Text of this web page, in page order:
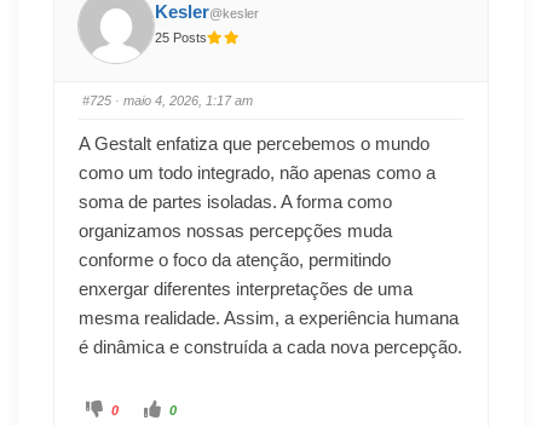
Kesler@kesler
25 Posts
#725 · maio 4, 2026, 1:17 am
A Gestalt enfatiza que percebemos o mundo
como um todo integrado, não apenas como a
soma de partes isoladas. A forma como
organizamos nossas percepções muda
conforme o foco da atenção, permitindo
enxergar diferentes interpretações de uma
mesma realidade. Assim, a experiência humana
é dinâmica e construída a cada nova percepção.
0 0